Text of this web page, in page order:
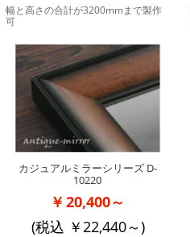
幅と高さの合計が3200mmまで製作
可
カジュアルミラーシリーズ D-
10220
20,400～
(税込
22,440～)